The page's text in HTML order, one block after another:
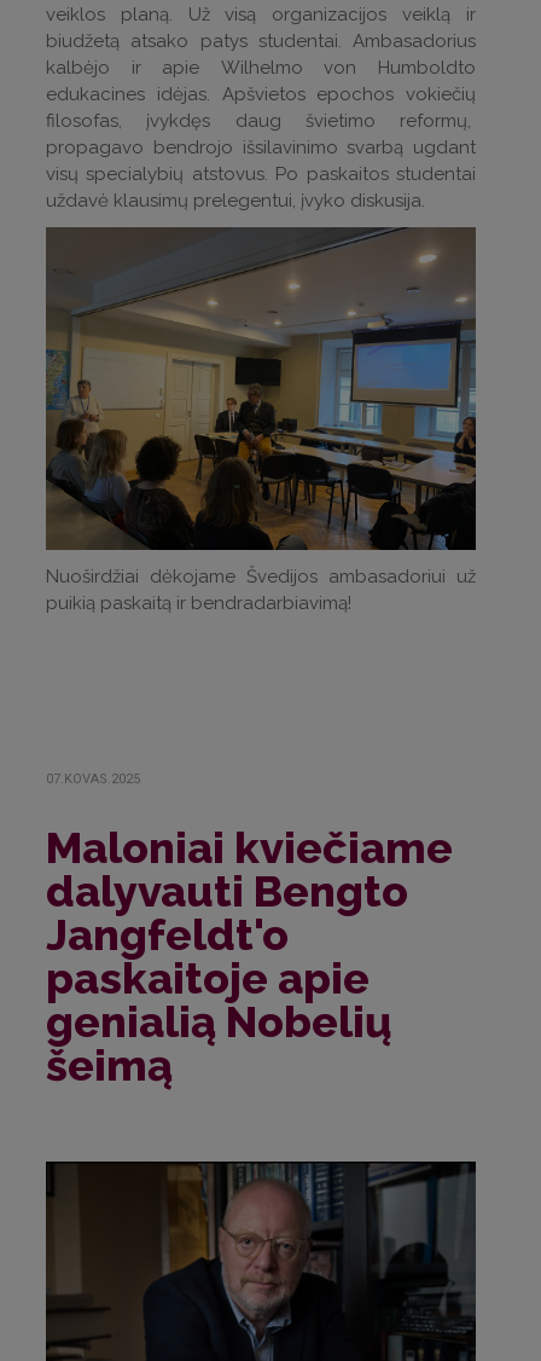
veiklos planą. Už visą organizacijos veiklą ir
biudžetą atsako patys studentai. Ambasadorius
kalbėjo ir apie Wilhelmo von Humboldto
edukacines idėjas. Apšvietos epochos vokiečių
filosofas, įvykdęs daug švietimo reformų,
propagavo bendrojo išsilavinimo svarbą ugdant
visų specialybių atstovus. Po paskaitos studentai
uždavė klausimų prelegentui, įvyko diskusija.
Nuoširdžiai dėkojame Švedijos ambasadoriui už
puikią paskaitą ir bendradarbiavimą!
07.KOVAS.2025
Maloniai kviečiame
dalyvauti Bengto
Jangfeldt'o
paskaitoje apie
genialią Nobelių
šeimą